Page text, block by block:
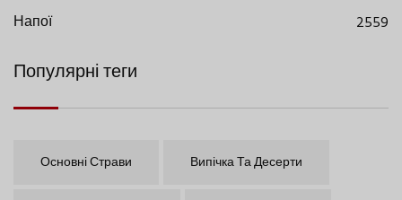
Напої
2559
Популярні теги
Основні Страви Випічка Та Десерти